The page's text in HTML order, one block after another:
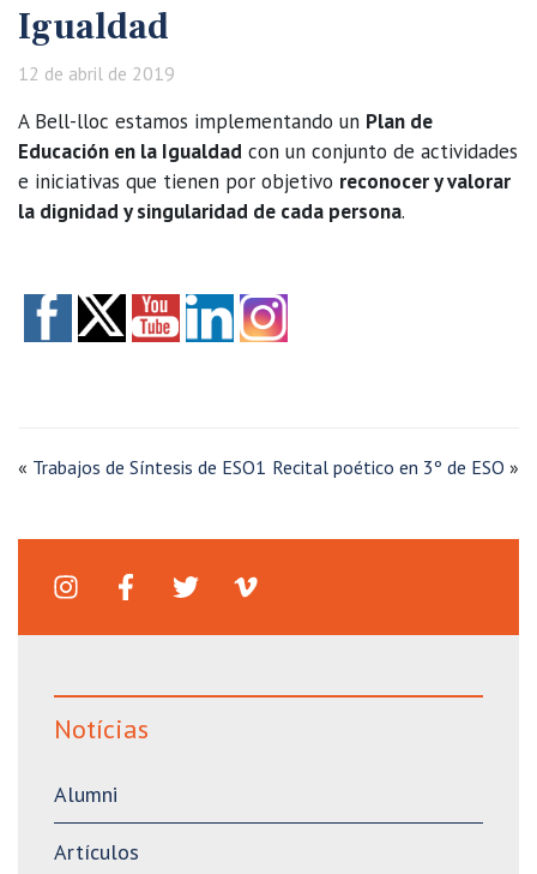
Igualdad
12 de abril de 2019
A Bell-lloc estamos implementando un Plan de
Educación en la Igualdad con un conjunto de actividades
e iniciativas que tienen por objetivo reconocer y valorar
la dignidad y singularidad de cada persona.
« Trabajos de Síntesis de ESO1 Recital poético en 3º de ESO »
Notícias
Alumni
Artículos